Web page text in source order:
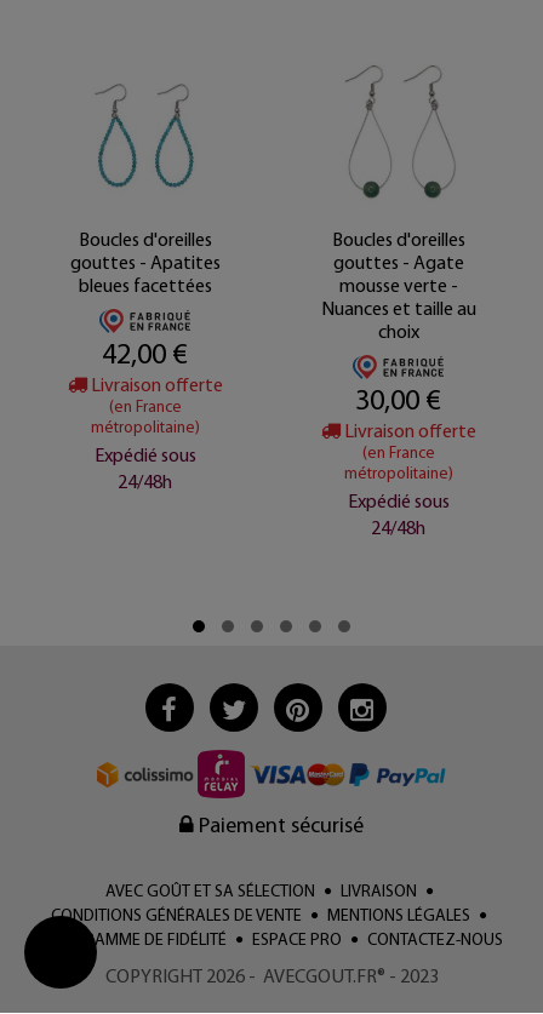
Boucles d'oreilles
gouttes - Apatites
bleues facettées
42,00 €
Livraison offerte
(en France
métropolitaine)
Expédié sous
24/48h
Boucles d'oreilles
gouttes - Agate
mousse verte -
Nuances et taille au
choix
30,00 €
Livraison offerte
(en France
métropolitaine)
Expédié sous
24/48h
Paiement sécurisé
AVEC GOÛT ET SA SÉLECTION
LIVRAISON
CONDITIONS GÉNÉRALES DE VENTE
MENTIONS LÉGALES
PROGRAMME DE FIDÉLITÉ
ESPACE PRO CONTACTEZ-NOUS
COPYRIGHT 2026 - AVECGOUT.FR® - 2023